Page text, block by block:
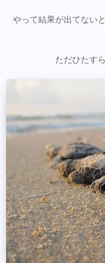
やって結果が出てない
ただひたす